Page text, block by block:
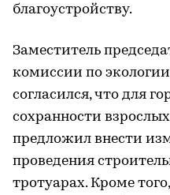
благоустройству.
Заместитель
комиссии по
согласился, что для
сохранности
предложил внести
проведения
тротуарах. Кроме